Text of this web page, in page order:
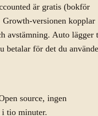
är gratis (bokför
versionen kopplar
avstämning. Auto lägger
betalar för det du
source, ingen
tio minuter.